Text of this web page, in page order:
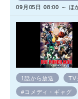
09月05日 08:00 ～ ほ
1話から放送 TV
#コメディ・ギャグ